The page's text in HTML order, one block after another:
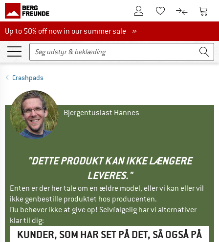
Til kundekontoenTil huskesedlen.
Til Til
Up to 50% off now in our summer sale
Up to 50% off now in our summer sale »
Crashpads
Bjergentusiast Hannes
"DETTE PRODUKT KAN IKKE LÆNGERE
LEVERES."
Enten er der her tale om en ældre model, eller vi kan eller vil
ikke genbestille produktet hos producenten.
Du behøver ikke at give op! Selvfølgelig har vi alternativer
klar til dig:
KUNDER, SOM HAR SET PÅ DET, SÅ OGSÅ PÅ